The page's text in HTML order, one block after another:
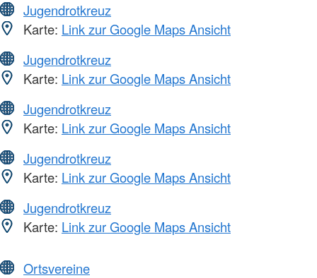
Jugendrotkreuz
Karte: Link zur Google Maps Ansicht
Jugendrotkreuz
Karte: Link zur Google Maps Ansicht
Jugendrotkreuz
Karte: Link zur Google Maps Ansicht
Jugendrotkreuz
Karte: Link zur Google Maps Ansicht
Jugendrotkreuz
Karte: Link zur Google Maps Ansicht
Ortsvereine